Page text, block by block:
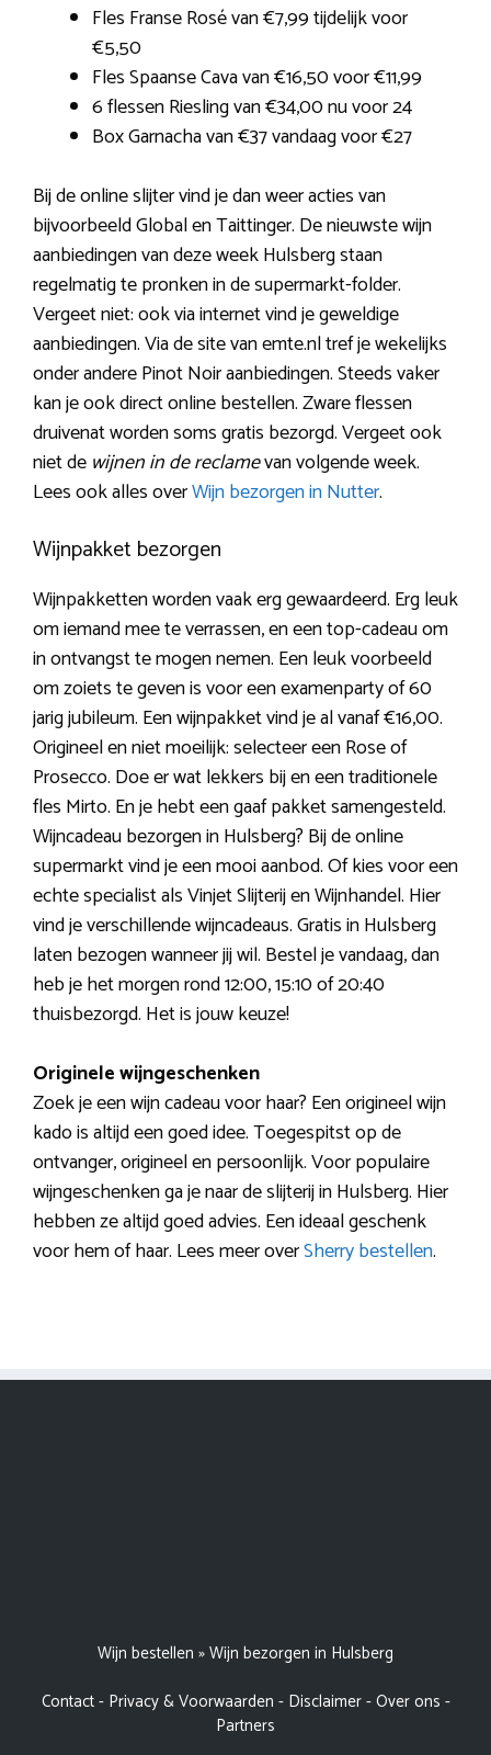
Fles Franse Rosé van €7,99 tijdelijk voor
€5,50
Fles Spaanse Cava van €16,50 voor €11,99
6 flessen Riesling van €34,00 nu voor 24
Box Garnacha van €37 vandaag voor €27
Bij de online slijter vind je dan weer acties van
bijvoorbeeld Global en Taittinger. De nieuwste wijn
aanbiedingen van deze week Hulsberg staan
regelmatig te pronken in de supermarkt-folder.
Vergeet niet: ook via internet vind je geweldige
aanbiedingen. Via de site van emte.nl tref je wekelijks
onder andere Pinot Noir aanbiedingen. Steeds vaker
kan je ook direct online bestellen. Zware flessen
druivenat worden soms gratis bezorgd. Vergeet ook
niet de wijnen in de reclamevan volgende week.
Lees ook alles overWijn bezorgen in Nutter.
Wijnpakket bezorgen
Wijnpakketten worden vaak erg gewaardeerd. Erg leuk
om iemand mee te verrassen, en een top-cadeau om
in ontvangst te mogen nemen. Een leuk voorbeeld
om zoiets te geven is voor een examenparty of 60
jarig jubileum. Een wijnpakket vind je al vanaf €16,00.
Origineel en niet moeilijk: selecteer een Rose of
Prosecco. Doe er wat lekkers bij en een traditionele
fles Mirto. En je hebt een gaaf pakket samengesteld.
Wijncadeau bezorgen in Hulsberg? Bij de online
supermarkt vind je een mooi aanbod. Of kies voor een
echte specialist als Vinjet Slijterij en Wijnhandel. Hier
vind je verschillende wijncadeaus. Gratis in Hulsberg
laten bezogen wanneer jij wil. Bestel je vandaag, dan
heb je het morgen rond 12:00, 15:10 of 20:40
thuisbezorgd. Het is jouw keuze!
Originele wijngeschenken
Zoek je een wijn cadeau voor haar? Een origineel wijn
kado is altijd een goed idee. Toegespitst op de
ontvanger, origineel en persoonlijk. Voor populaire
wijngeschenken ga je naar de slijterij in Hulsberg. Hier
hebben ze altijd goed advies. Een ideaal geschenk
voor hem of haar. Lees meer overSherry bestellen.
Wijn bestellen »Wijn bezorgen in Hulsberg
Contact- Privacy & Voorwaarden - Disclaimer-Over ons -
Partners